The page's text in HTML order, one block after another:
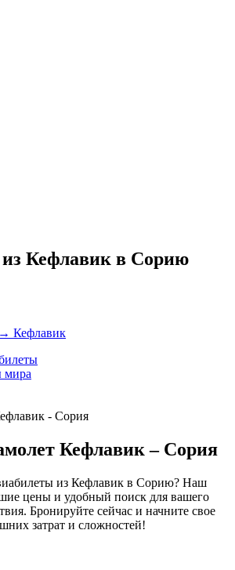
Кефлавик в Сорию
Кефлавик
мира
- Сория
Кефлавик – Сория
из Кефлавик в Сорию? Наш
цены и удобный поиск для вашего
Бронируйте сейчас и начните свое
затрат и сложностей!